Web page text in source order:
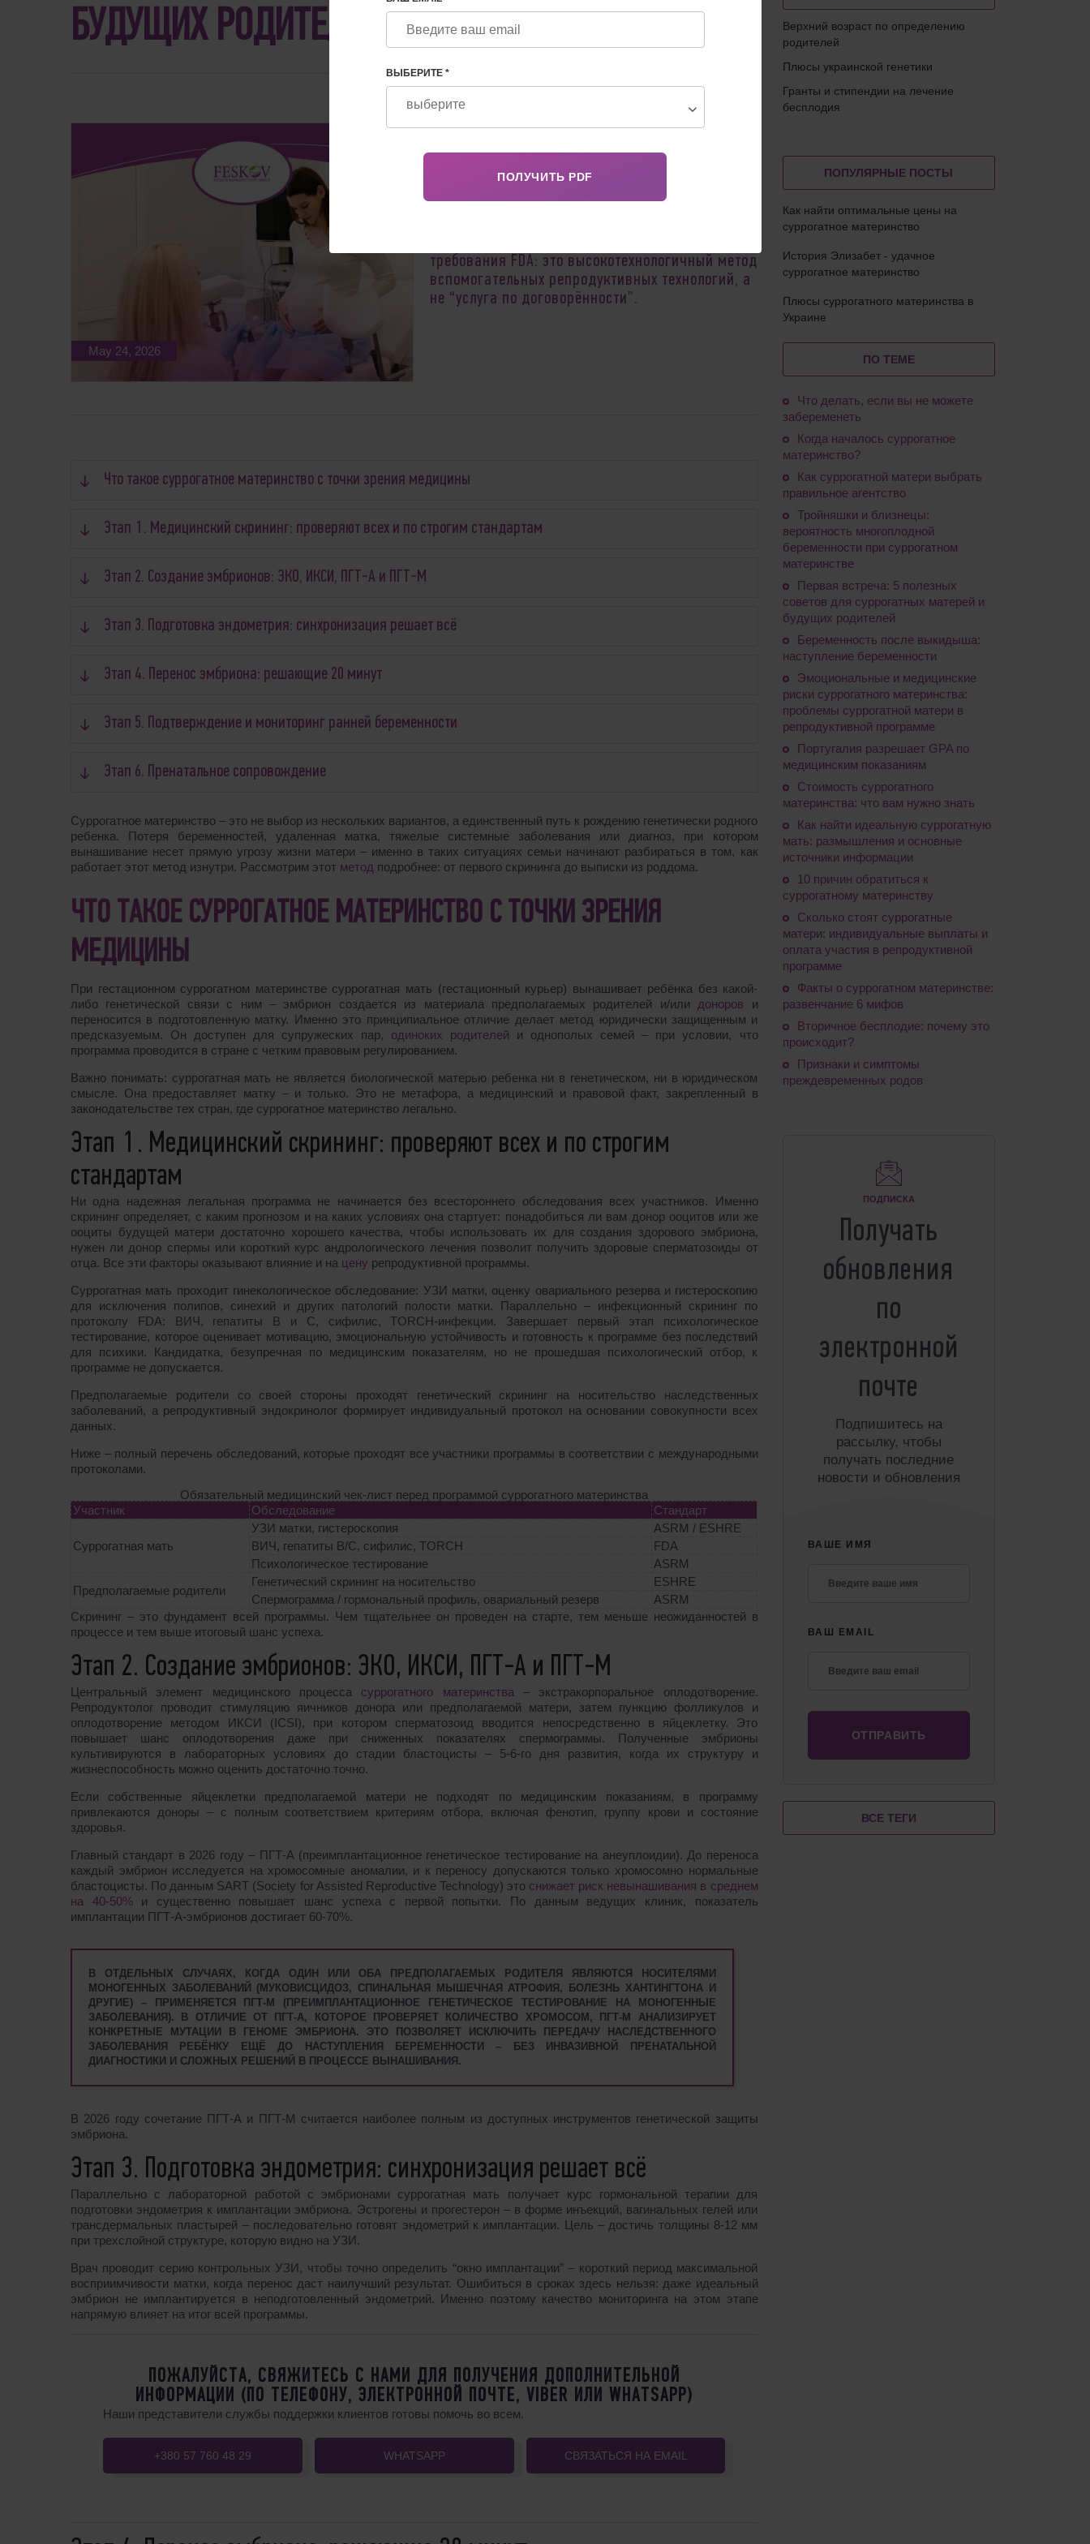
БУДУЩИХ РОДИТЕЛЕЙ В 2026 ГОДУ
May 24, 2026
Определение суррогатного материнства как
требования FDA: это высокотехнологичный метод
вспомогательных репродуктивных технологий, а
не “услуга по договорённости”.
Что такое суррогатное материнство с точки зрения медицины
Этап 1. Медицинский скрининг: проверяют всех и по строгим стандартам
Этап 2. Создание эмбрионов: ЭКО, ИКСИ, ПГТ-А и ПГТ-М
Этап 3. Подготовка эндометрия: синхронизация решает всё
Этап 4. Перенос эмбриона: решающие 20 минут
Этап 5. Подтверждение и мониторинг ранней беременности
Этап 6. Пренатальное сопровождение
Суррогатное материнство – это не выбор из нескольких вариантов, а единственный путь к рождению генетически родного
ребенка. Потеря беременностей, удаленная матка, тяжелые системные заболевания или диагноз, при котором
вынашивание несет прямую угрозу жизни матери – именно в таких ситуациях семьи начинают разбираться в том, как
работает этот метод изнутри. Рассмотрим этот метод подробнее: от первого скрининга до выписки из роддома.
ЧТО ТАКОЕ СУРРОГАТНОЕ МАТЕРИНСТВО С ТОЧКИ ЗРЕНИЯ
МЕДИЦИНЫ
При гестационном суррогатном материнстве суррогатная мать (гестационный курьер) вынашивает ребёнка без какой-
либо генетической связи с ним – эмбрион создается из материала предполагаемых родителей и/или доноров и
переносится в подготовленную матку. Именно это принципиальное отличие делает метод юридически защищенным и
предсказуемым. Он доступен для супружеских пар, одиноких родителей и однополых семей – при условии, что
программа проводится в стране с четким правовым регулированием.
Важно понимать: суррогатная мать не является биологической матерью ребенка ни в генетическом, ни в юридическом
смысле. Она предоставляет матку – и только. Это не метафора, а медицинский и правовой факт, закрепленный в
законодательстве тех стран, где суррогатное материнство легально.
Этап 1. Медицинский скрининг: проверяют всех и по строгим
стандартам
Ни одна надежная легальная программа не начинается без всестороннего обследования всех участников. Именно
скрининг определяет, с каким прогнозом и на каких условиях она стартует: понадобиться ли вам донор ооцитов или же
ооциты будущей матери достаточно хорошего качества, чтобы использовать их для создания здорового эмбриона,
нужен ли донор спермы или короткий курс андрологического лечения позволит получить здоровые сперматозоиды от
отца. Все эти факторы оказывают влияние и на цену репродуктивной программы.
Суррогатная мать проходит гинекологическое обследование: УЗИ матки, оценку овариального резерва и гистероскопию
для исключения полипов, синехий и других патологий полости матки. Параллельно – инфекционный скрининг по
протоколу FDA: ВИЧ, гепатиты B и C, сифилис, TORCH-инфекции. Завершает первый этап психологическое
тестирование, которое оценивает мотивацию, эмоциональную устойчивость и готовность к программе без последствий
для психики. Кандидатка, безупречная по медицинским показателям, но не прошедшая психологический отбор, к
программе не допускается.
Предполагаемые родители со своей стороны проходят генетический скрининг на носительство наследственных
заболеваний, а репродуктивный эндокринолог формирует индивидуальный протокол на основании совокупности всех
данных.
Ниже – полный перечень обследований, которые проходят все участники программы в соответствии с международными
протоколами.
Обязательный медицинский чек-лист перед программой суррогатного материнства
Участник
Обследование Стандарт
Суррогатная мать
УЗИ матки, гистероскопия
ASRM / ESHRE
ВИЧ, гепатиты B/C, сифилис, TORCH
FDA
Психологическое тестирование
ASRM
Предполагаемые родители
Генетический скрининг на носительство
ESHRE
Спермограмма / гормональный профиль, овариальный резерв
ASRM
Скрининг – это фундамент всей программы. Чем тщательнее он проведен на старте, тем меньше неожиданностей в
процессе и тем выше итоговый шанс успеха.
Этап 2. Создание эмбрионов: ЭКО, ИКСИ, ПГТ-А и ПГТ-М
Центральный элемент медицинского процесса суррогатного материнства – экстракорпоральное оплодотворение.
Репродуктолог проводит стимуляцию яичников донора или предполагаемой матери, затем пункцию фолликулов и
оплодотворение методом ИКСИ (ICSI), при котором сперматозоид вводится непосредственно в яйцеклетку. Это
повышает шанс оплодотворения даже при сниженных показателях спермограммы. Полученные эмбрионы
культивируются в лабораторных условиях до стадии бластоцисты – 5-6-го дня развития, когда их структуру и
жизнеспособность можно оценить достаточно точно.
Если собственные яйцеклетки предполагаемой матери не подходят по медицинским показаниям, в программу
привлекаются доноры – с полным соответствием критериям отбора, включая фенотип, группу крови и состояние
здоровья.
Главный стандарт в 2026 году – ПГТ-А (преимплантационное генетическое тестирование на анеуплоидии). До переноса
каждый эмбрион исследуется на хромосомные аномалии, и к переносу допускаются только хромосомно нормальные
бластоцисты. По данным SART (Society for Assisted Reproductive Technology) это снижает риск невынашивания в среднем
на 40-50%и существенно повышает шанс успеха с первой попытки. По данным ведущих клиник, показатель
имплантации ПГТ-А-эмбрионов достигает 60-70%.
В ОТДЕЛЬНЫХ СЛУЧАЯХ, КОГДА ОДИН ИЛИ ОБА ПРЕДПОЛАГАЕМЫХ РОДИТЕЛЯ ЯВЛЯЮТСЯ НОСИТЕЛЯМИ
МОНОГЕННЫХ ЗАБОЛЕВАНИЙ (МУКОВИСЦИДОЗ, СПИНАЛЬНАЯ МЫШЕЧНАЯ АТРОФИЯ, БОЛЕЗНЬ ХАНТИНГТОНА И
ДРУГИЕ) – ПРИМЕНЯЕТСЯ ПГТ-М (ПРЕИМПЛАНТАЦИОННОЕ ГЕНЕТИЧЕСКОЕ ТЕСТИРОВАНИЕ НА МОНОГЕННЫЕ
ЗАБОЛЕВАНИЯ). В ОТЛИЧИЕ ОТ ПГТ-А, КОТОРОЕ ПРОВЕРЯЕТ КОЛИЧЕСТВО ХРОМОСОМ, ПГТ-М АНАЛИЗИРУЕТ
КОНКРЕТНЫЕ МУТАЦИИ В ГЕНОМЕ ЭМБРИОНА. ЭТО ПОЗВОЛЯЕТ ИСКЛЮЧИТЬ ПЕРЕДАЧУ НАСЛЕДСТВЕННОГО
ЗАБОЛЕВАНИЯ РЕБЁНКУ ЕЩЁ ДО НАСТУПЛЕНИЯ БЕРЕМЕННОСТИ – БЕЗ ИНВАЗИВНОЙ ПРЕНАТАЛЬНОЙ
ДИАГНОСТИКИ И СЛОЖНЫХ РЕШЕНИЙ В ПРОЦЕССЕ ВЫНАШИВАНИЯ.
В 2026 году сочетание ПГТ-А и ПГТ-М считается наиболее полным из доступных инструментов генетической защиты
эмбриона.
Этап 3. Подготовка эндометрия: синхронизация решает всё
Параллельно с лабораторной работой с эмбрионами суррогатная мать получает курс гормональной терапии для
подготовки эндометрия к имплантации эмбриона. Эстрогены и прогестерон – в форме инъекций, вагинальных гелей или
трансдермальных пластырей – последовательно готовят эндометрий к имплантации. Цель – достичь толщины 8-12 мм
при трехслойной структуре, которую видно на УЗИ.
Врач проводит серию контрольных УЗИ, чтобы точно определить “окно имплантации” – короткий период максимальной
восприимчивости матки, когда перенос даст наилучший результат. Ошибиться в сроках здесь нельзя: даже идеальный
эмбрион не имплантируется в неподготовленный эндометрий. Именно поэтому качество мониторинга на этом этапе
напрямую влияет на итог всей программы.
ПОЖАЛУЙСТА, СВЯЖИТЕСЬ С НАМИ ДЛЯ ПОЛУЧЕНИЯ ДОПОЛНИТЕЛЬНОЙ
ИНФОРМАЦИИ (ПО ТЕЛЕФОНУ, ЭЛЕКТРОННОЙ ПОЧТЕ, VIBER ИЛИ WHATSAPP)
Наши представители службы поддержки клиентов готовы помочь во всем.
+380 57 760 48 29 WHATSAPP СВЯЗАТЬСЯ НА EMAIL
Верхний возраст по определению
родителей
Плюсы украинской генетики
Гранты и стипендии на лечение
бесплодия
ПОПУЛЯРНЫЕ ПОСТЫ
Как найти оптимальные цены на
суррогатное материнство
История Элизабет - удачное
суррогатное материнство
Плюсы суррогатного материнства в
Украине
ПО ТЕМЕ
Что делать, если вы не можете
забеременеть
Когда началось суррогатное
материнство?
Как суррогатной матери выбрать
правильное агентство
Тройняшки и близнецы:
вероятность многоплодной
беременности при суррогатном
материнстве
Первая встреча: 5 полезных
советов для суррогатных матерей и
будущих родителей
Беременность после выкидыша:
наступление беременности
Эмоциональные и медицинские
риски суррогатного материнства:
проблемы суррогатной матери в
репродуктивной программе
Португалия разрешает GPA по
медицинским показаниям
Стоимость суррогатного
материнства: что вам нужно знать
Как найти идеальную суррогатную
мать: размышления и основные
источники информации
10 причин обратиться к
суррогатному материнству
Сколько стоят суррогатные
матери: индивидуальные выплаты и
оплата участия в репродуктивной
программе
Факты о суррогатном материнстве:
развенчание 6 мифов
Вторичное бесплодие: почему это
происходит?
Признаки и симптомы
преждевременных родов
ПОДПИСКА
Получать
обновления
по
электронной
почте
Подпишитесь на
рассылку, чтобы
получать последние
новости и обновления
ВАШЕ ИМЯ
ВАШ EMAIL
ВСЕ ТЕГИ
ВЫБЕРИТЕ *